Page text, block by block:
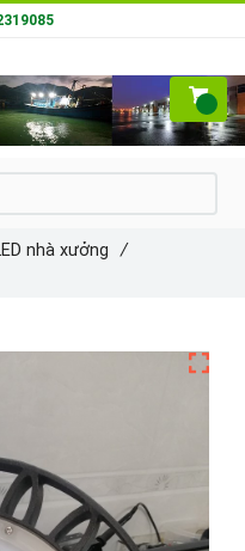
nhà xưởng
/